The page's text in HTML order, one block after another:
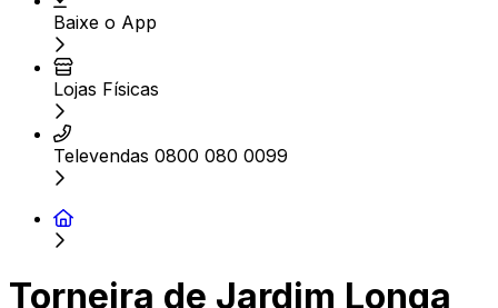
Baixe o App
Lojas Físicas
Televendas 0800 080 0099
Torneira de Jardim Longa